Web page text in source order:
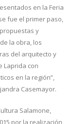
en la Feria
fue el primer paso,
y
la obra, los
del arquitecto y
Laprida con
en la región”,
Casemayor.
Salamone,
por la realización